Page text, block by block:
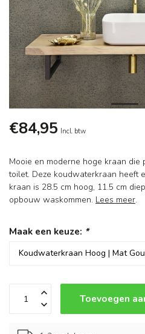
€84,95 Incl. btw
Mooie en moderne hoge kraan die
toilet. Deze koudwaterkraan heeft
kraan is 28.5 cm hoog, 11.5 cm
opbouw waskommen. Lees meer.
Maak een keuze: *
Toevoegen